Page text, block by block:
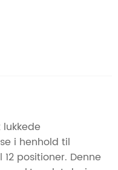
i henhold til
positioner. Denne